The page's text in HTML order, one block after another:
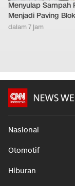
Menyulap Sampah
Menjadi Paving Blok
dalam 7 jam
Nasional
Otomotif
Hiburan